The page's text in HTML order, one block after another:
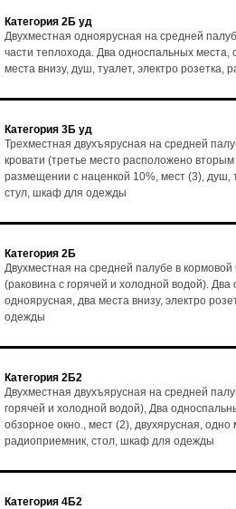
Категория 2Б уд
Двухместная одноярусная на средней
части теплохода. Два односпальных места,
места внизу, душ, туалет, электро
Категория 3Б уд
Трехместная двухъярусная на средней
кровати (третье место расположено
размещении с наценкой 10%, мест (3), душ,
стул, шкаф для одежды
Категория 2Б
Двухместная на средней палубе в
(раковина с горячей и холодной водой).
одноярусная, два места внизу, электро
одежды
Категория 2Б2
Двухместная двухъярусная на средней
горячей и холодной водой), Два
обзорное окно., мест (2), двухярусная, одно
радиоприемник, стол, шкаф для одежды
Категория 4Б2